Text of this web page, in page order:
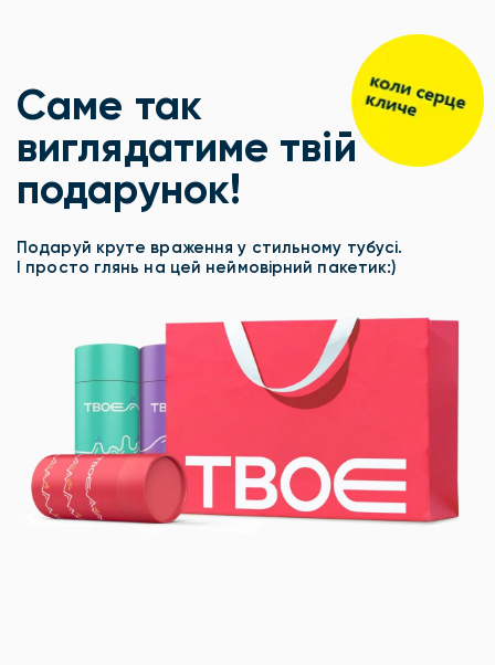
Саме так
виглядатиме твій
подарунок!
Подаруй круте враження у стильному тубусі.
І просто глянь на цей неймовірний пакетик:)